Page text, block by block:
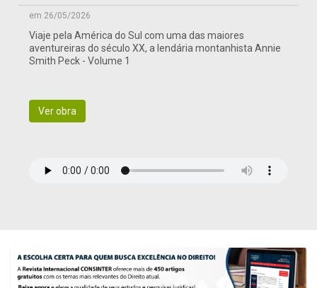
em 26/05/2026
Viaje pela América do Sul com uma das maiores
aventureiras do século XX, a lendária montanhista Annie
Smith Peck - Volume 1
Ver obra